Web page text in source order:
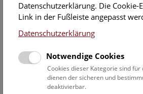
Fünf Erfolge für
NHM Wien bei der
Im Februar 2025 fand zum 14. Mal die
Europameisterschaft der
statt. Im Zuge der „Hohen Jagd und
Datenschutzerklärung. Die
Link in der Fußleiste angepasst
Datenschutzerklärung
Notwendige Cookies
Cookies dieser Kategorie sind
dienen der sicheren und
deaktivierbar.